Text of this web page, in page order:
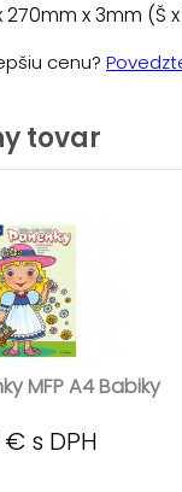
270mm x 3mm (Š x
cenu?
tovar
MFP A4 Babiky
€ s DPH